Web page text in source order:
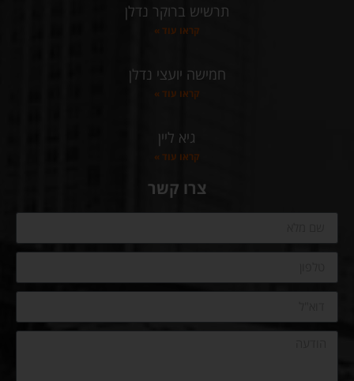
תרשיש ברוקר נדלן
קראו עוד »
חמישה יועצי נדלן
קראו עוד »
גיא ליין
קראו עוד »
צרו קשר